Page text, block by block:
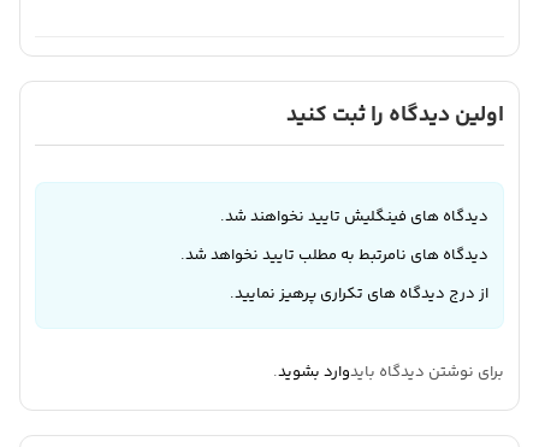
اولین دیدگاه را ثبت کنید
دیدگاه های فینگلیش تایید نخواهند شد.
دیدگاه های نامرتبط به مطلب تایید نخواهد شد.
از درج دیدگاه های تکراری پرهیز نمایید.
برای نوشتن دیدگاه بایدوارد بشوید.